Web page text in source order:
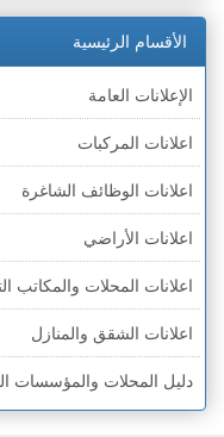
الخط الأخضر » الناصرة
الخط الأخضر » عكا ونهاريا
الخط الأخضر » الجليل
الخط الأخضر » مرج ابن
الخط الأخضر » البطوف
الخط الأخضر » الجولان
الخط الأخضر » الشارون
الخط الأخضر » القدس
اجهزة كهربائية
اجهزة مكتبية
احذية
اختام
اخشاب
ادوات رياضية
ادوات صحية
ادوات كهربائية
الأقسام الرئيسية
الإعلانات العامة
اعلانات المركبات
اعلانات الوظائف الشاغرة
اعلانات الأراضي
اعلانات المحلات والمكاتب
اعلانات الشقق والمنازل
دليل المحلات والمؤسسات